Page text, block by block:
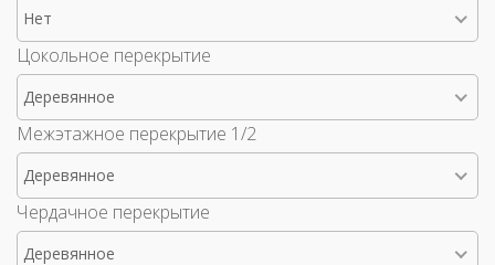
Нет
Цокольное перекрытие
Деревянное
Межэтажное перекрытие 1/2
Деревянное
Чердачное перекрытие
Деревянное